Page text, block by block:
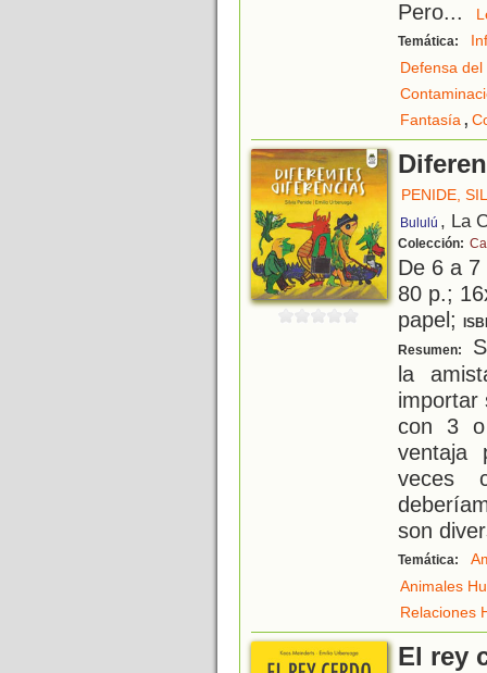
Pero...
Temática:
Defensa
Fantasía,
PENIDE,
Bululú , La
Colección:
De 6 a
80 p.;
papel;
Resumen:
la
importar
con 3
ventaja
veces
son
Temática:
Animales
Relaciones
El rey